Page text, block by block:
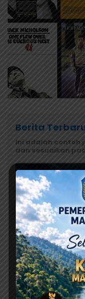
Berita
Ini adalah contoh
dan sesuaikan
Agustus 9, 2026
Aklamasi, Yotam